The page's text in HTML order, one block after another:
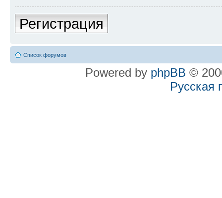
Регистрация
Список форумов
Powered by phpBB ©
Русская